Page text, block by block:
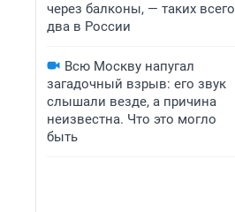
через балконы, — таких всего
два в России
Всю Москву напугал
загадочный взрыв: его звук
слышали везде, а причина
неизвестна. Что это могло
быть